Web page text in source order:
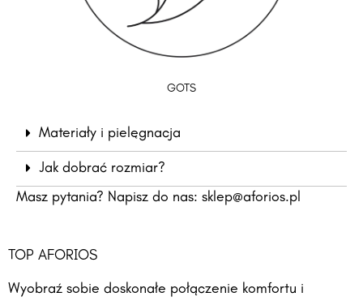
GOTS
Materiały i pielęgnacja
Jak dobrać rozmiar?
Masz pytania? Napisz do nas: sklep@aforios.pl
TOP AFORIOS
Wyobraź sobie doskonałe połączenie komfortu i